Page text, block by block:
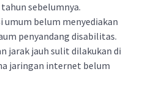
sebelumnya.
belum menyediakan
penyandang disabilitas.
jarak jauh sulit dilakukan di
jaringan internet belum